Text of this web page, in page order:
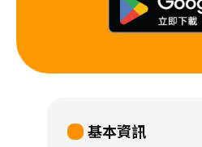
基本資訊